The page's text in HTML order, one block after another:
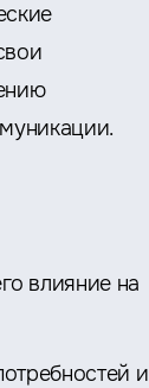
влияние на
и